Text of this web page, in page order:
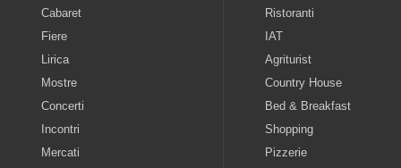
Cabaret
Fiere
Lirica
Mostre
Concerti
Incontri
Mercati
Ristoranti
IAT
Agriturist
Country House
Bed & Breakfast
Shopping
Pizzerie